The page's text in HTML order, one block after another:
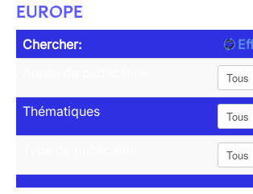
EUROPE
Chercher:
Thématiques